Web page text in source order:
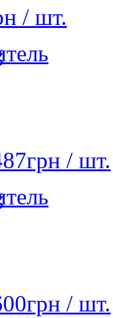
/ шт.
грн / шт.
грн / шт.